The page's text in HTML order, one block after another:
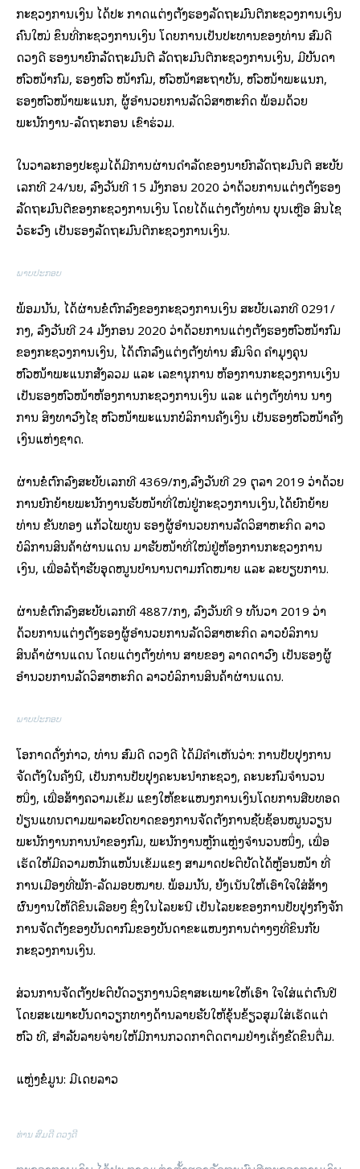
ກະຊວງການເງິນ ໄດ້ປະ ກາດແຕ່ງຕັ້ງຮອງລັດຖະມົນຕີກະຊວງການເງິນ
ຄົນໃໝ່ ຂຶ້ນທີ່ກະຊວງການເງິນ ໂດຍການເປັນປະທານຂອງທ່ານ ສົມດີ
ດວງດີ ຮອງນາຍົກລັດຖະມົນຕີ ລັດຖະມົນຕີກະຊວງການເງິນ, ມີບັນດາ
ຫົວໜ້າກົມ, ຮອງຫົວ ໜ້າກົມ, ຫົວໜ້າສະຖາບັນ, ຫົວໜ້າພະແນກ,
ຮອງຫົວໜ້າພະແນກ, ຜູ້ອໍານວຍການລັດວິສາຫະກິດ ພ້ອມດ້ວຍ
ພະນັກງານ-ລັດຖະກອນ ເຂົ້າຮ່ວມ.
ໃນວາລະກອງປະຊຸມໄດ້ມີການຜ່ານດໍາລັດຂອງນາຍົກລັດຖະມົນຕີ ສະບັບ
ເລກທີ 24/ນຍ, ລົງວັນທີ 15 ມັງກອນ 2020 ວ່າດ້ວຍການແຕ່ງຕັ້ງຮອງ
ລັດຖະມົນຕີຂອງກະຊວງການເງິນ ໂດຍໄດ້ແຕ່ງຕັ້ງທ່ານ ບຸນເຫຼືອ ສິນໄຊ
ວໍຣະວົງ ເປັນຮອງລັດຖະມົນຕີກະຊວງການເງິນ.
ພາບປະກອບ
ພ້ອມນັ້ນ, ໄດ້ຜ່ານຂໍ້ຕົກລົງຂອງກະຊວງການເງິນ ສະບັບເລກທີ 0291/
ກງ, ລົງວັນທີ 24 ມັງກອນ 2020 ວ່າດ້ວຍການແຕ່ງຕັ້ງຮອງຫົວໜ້າກົມ
ຂອງກະຊວງການເງິນ, ໄດ້ຕົກລົງແຕ່ງຕັ້ງທ່ານ ສົມຈິດ ຄໍາມຸງຄຸນ
ຫົວໜ້າພະແນກສັງລວມ ແລະ ເລຂານຸການ ຫ້ອງການກະຊວງການເງິນ
ເປັນຮອງຫົວໜ້າຫ້ອງການກະຊວງການເງິນ ແລະ ແຕ່ງຕັ້ງທ່ານ ນາງ
ການ ສິງທາວົງໄຊ ຫົວໜ້າພະແນກບໍລິການຄັງເງິນ ເປັນຮອງຫົວໜ້າຄັງ
ເງິນແຫ່ງຊາດ.
ຜ່ານຂໍ້ຕົກລົງສະບັບເລກທີ 4369/ກງ,ລົງວັນທີ 29 ຕຸລາ 2019 ວ່າດ້ວຍ
ການຍົກຍ້າຍພະນັກງານຮັບໜ້າທີ່ໃໝ່ຢູ່ກະຊວງການເງິນ,ໄດ້ຍົກຍ້າຍ
ທ່ານ ຂັນທອງ ແກ້ວໄພທູນ ຮອງຜູ້ອໍານວຍການລັດວິສາຫະກິດ ລາວ
ບໍລິການສິນຄ້າຜ່ານແດນ ມາຮັບໜ້າທີ່ໃໝ່ຢູ່ຫ້ອງການກະຊວງການ
ເງິນ, ເພື່ອລໍຖ້າຮັບອຸດໜູນບໍານານຕາມກົດໝາຍ ແລະ ລະບຽບການ.
ຜ່ານຂໍ້ຕົກລົງສະບັບເລກທີ 4887/ກງ, ລົງວັນທີ 9 ທັນວາ 2019 ວ່າ
ດ້ວຍການແຕ່ງຕັ້ງຮອງຜູ້ອໍານວຍການລັດວິສາຫະກິດ ລາວບໍລິການ
ສິນຄ້າຜ່ານແດນ ໂດຍແຕ່ງຕັ້ງທ່ານ ສາຍຂອງ ລາດດາວົງ ເປັນຮອງຜູ້
ອໍານວຍການລັດວິສາຫະກິດ ລາວບໍລິການສິນຄ້າຜ່ານແດນ.
ພາບປະກອບ
ໂອກາດດັ່ງກ່າວ, ທ່ານ ສົມດີ ດວງດີ ໄດ້ມີຄຳເຫັນວ່າ: ການປັບປຸງການ
ຈັດຕັ້ງໃນຄັ້ງນີ້, ເປັນການປັບປຸງຄະນະນໍາກະຊວງ, ຄະນະກົມຈໍານວນ
ໜຶ່ງ, ເພື່ອສ້າງຄວາມເຂັ້ມ ແຂງໃຫ້ຂະແໜງການເງິນໂດຍການສືບທອດ
ປ່ຽນແທນຕາມພາລະບົດບາດຂອງການຈັດຕັ້ງການຊັບຊ້ອນໝູນວຽນ
ພະນັກງານການນໍາຂອງກົມ, ພະນັກງານຫຼັກແຫຼ່ງຈໍານວນໜຶ່ງ, ເພື່ອ
ເຮັດໃຫ້ມີຄວາມໜັກແໜ້ນເຂັ້ມແຂງ ສາມາດປະຕິບັດໄດ້ຫຼ້ອນໜ້າ ທີ່
ການເມືອງທີ່ພັກ-ລັດມອບໝາຍ. ພ້ອມນັ້ນ, ຍັງເນັ້ນໃຫ້ເອົາໃຈໃສ່ສ້າງ
ຜົນງານໃຫ້ດີຂຶ້ນເລື້ອຍໆ ຊຶ່ງໃນໄລຍະນີ້ ເປັນໄລຍະຂອງການປັບປຸງກົງຈັກ
ການຈັດຕັ້ງຂອງບັນດາກົມຂອງບັນດາຂະແໜງການຕ່າງໆທີ່ຂຶ້ນກັບ
ກະຊວງການເງິນ.
ສ່ວນການຈັດຕັ້ງປະຕິບັດວຽກງານວິຊາສະເພາະໃຫ້ເອົາ ໃຈໃສ່ແຕ່ຕົ້ນປີ
ໂດຍສະເພາະບັນດາວຽກທາງດ້ານລາຍຮັບໃຫ້ຂຸ້ນຂ້ຽວສຸມໃສ່ເຮັດແຕ່
ຫົວ ທີ, ສໍາລັບລາຍຈ່າຍໃຫ້ມີການກວດກາຕິດຕາມຢ່າງເຄັ່ງຂັດຂຶ້ນຕື່ມ.
ແຫຼ່ງຂໍ້ມູນ: ມີເດຍລາວ
ທ່ານ ສົມດີ ດວງດີ